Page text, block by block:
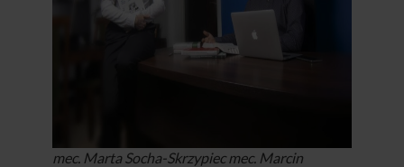
mec. Marta Socha-Skrzypiec mec. Marcin